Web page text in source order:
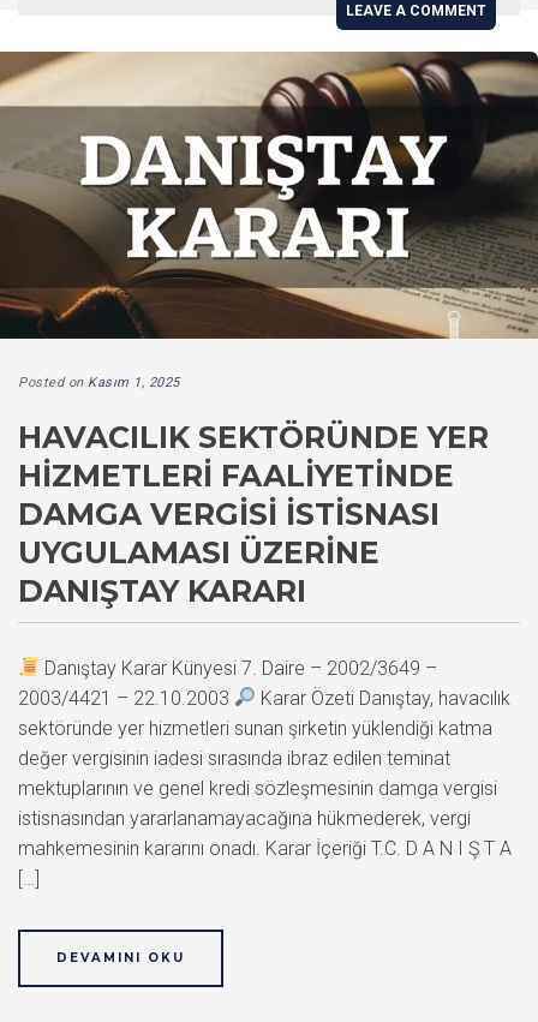
LEAVE A COMMENT
Posted on Kasım 1, 2025
HAVACILIK SEKTÖRÜNDE YER
HIZMETLERI FAALIYETINDE
DAMGA VERGISI İSTISNASI
UYGULAMASI ÜZERINE
DANIŞTAY KARARI
Danıştay Karar Künyesi 7. Daire – 2002/3649 –
2003/4421 – 22.10.2003
Karar Özeti Danıştay, havacılık
sektöründe yer hizmetleri sunan şirketin yüklendiği katma
değer vergisinin iadesi sırasında ibraz edilen teminat
mektuplarının ve genel kredi sözleşmesinin damga vergisi
istisnasından yararlanamayacağına hükmederek, vergi
mahkemesinin kararını onadı. Karar İçeriği T.C. D A N I Ş T A
[…]
DEVAMINI OKU